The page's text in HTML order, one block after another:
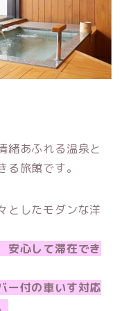
緒あふれる温泉と
旅館です。
としたモダンな洋
安心して滞在でき
ー付の車いす対応